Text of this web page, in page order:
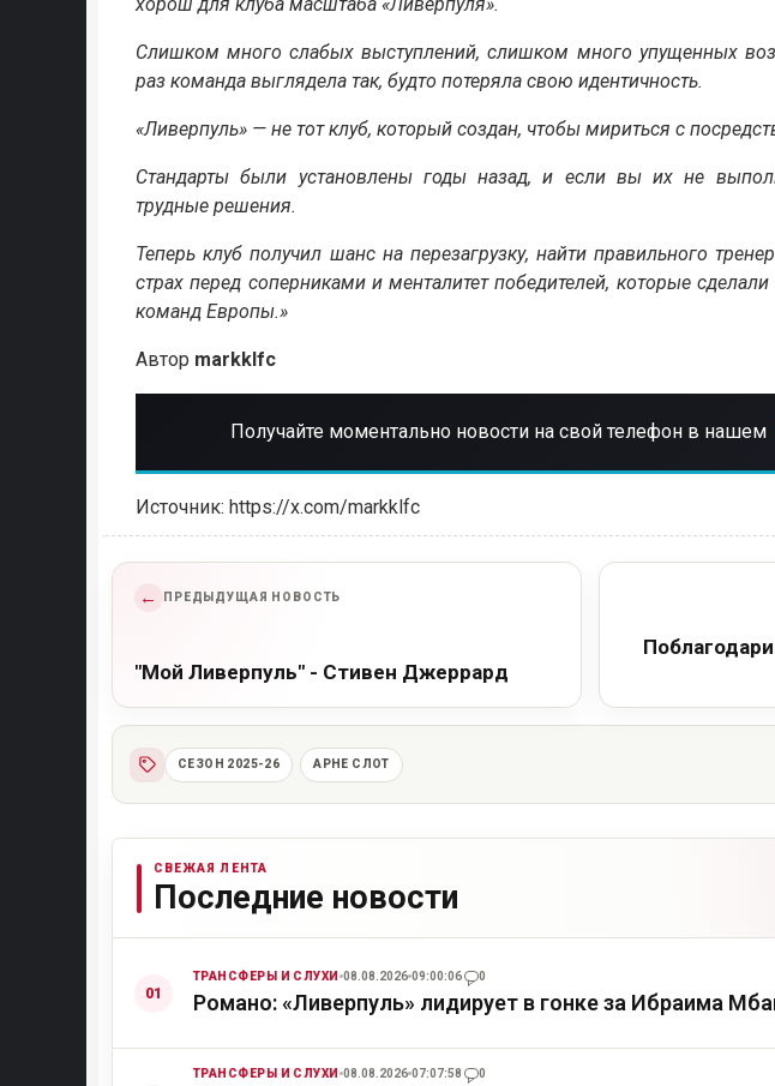
Слишком много слабых выступлений, слишком много упущенных
раз команда выглядела так, будто потеряла свою идентичность.
«Ливерпуль» — не тот клуб, который создан, чтобы мириться с
Стандарты были установлены годы назад, и если вы их не
трудные решения.
Теперь клуб получил шанс на перезагрузку, найти правильного
страх перед соперниками и менталитет победителей, которые
команд Европы.»
Автор markklfc
Получайте моментально новости на свой телефон в нашем
Источник: https://x.com/markklfc
← ПРЕДЫДУЩАЯ НОВОСТЬ
"Мой Ливерпуль" - Стивен Джеррард
СЕЗОН 2025-26 АРНЕ СЛОТ
СВЕЖАЯ ЛЕНТА
Последние новости
ТРАНСФЕРЫ И СЛУХИ 08.08.2026 09:00:06 0
Романо: «Ливерпуль» лидирует в гонке за Ибраима
ТРАНСФЕРЫ И СЛУХИ 08.08.2026 07:07:58 0